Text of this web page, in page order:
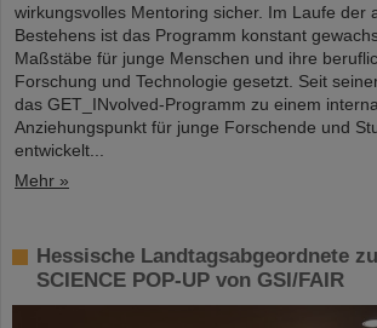
wirkungsvolles Mentoring sicher. Im Laufe der
Bestehens ist das Programm konstant
Maßstäbe für junge Menschen und ihre
Forschung und Technologie gesetzt. Seit
das GET_INvolved-Programm zu einem
Anziehungspunkt für junge Forschende und
entwickelt...
Mehr »
Hessische Landtagsabgeordnete
SCIENCE POP-UP von GSI/FAIR